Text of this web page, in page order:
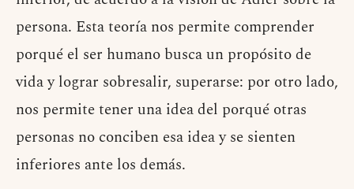
persona. Esta teoría nos permite comprender
porqué el ser humano busca un propósito de
vida y lograr sobresalir, superarse: por otro lado,
nos permite tener una idea del porqué otras
personas no conciben esa idea y se sienten
inferiores ante los demás.